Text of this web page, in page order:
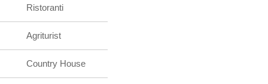
Ristoranti
Agriturist
Country House